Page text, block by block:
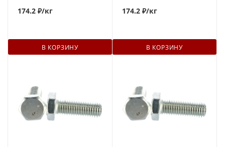
174.2 ₽/кг
В КОРЗИНУ
174.2 ₽/кг
В КОРЗИНУ